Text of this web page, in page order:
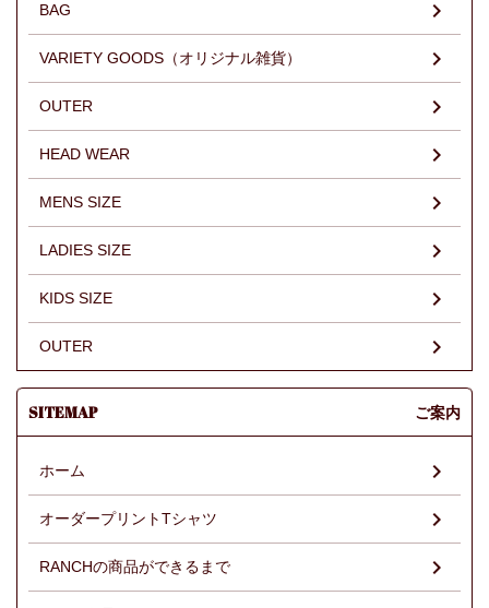
BAG
VARIETY GOODS（オリジナル雑貨）
OUTER
HEAD WEAR
MENS SIZE
LADIES SIZE
KIDS SIZE
OUTER
SITEMAP ご案内
ホーム
オーダープリントTシャツ
RANCHの商品ができるまで